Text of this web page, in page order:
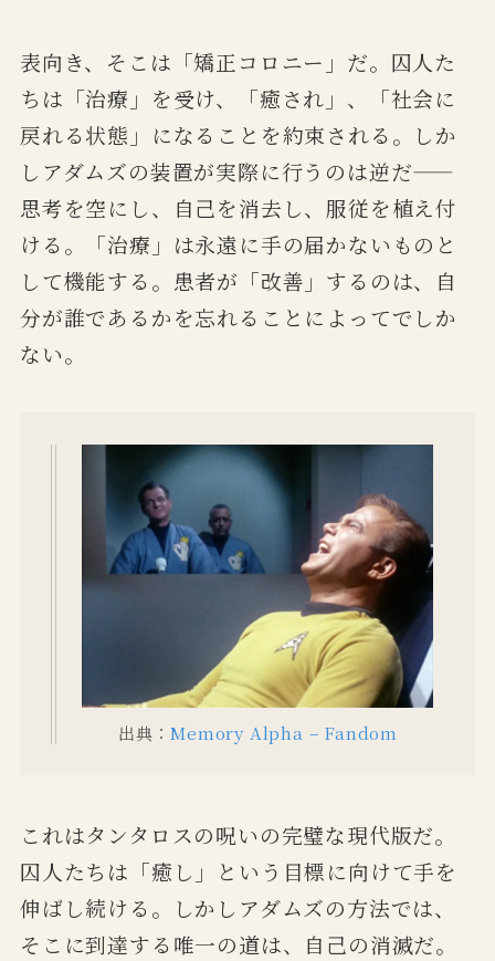
表向き、そこは「矯正コロニー」だ。囚人た
ちは「治療」を受け、「癒され」、「社会に
戻れる状態」になることを約束される。しか
しアダムズの装置が実際に行うのは逆だ——
思考を空にし、自己を消去し、服従を植え付
ける。「治療」は永遠に手の届かないものと
して機能する。患者が「改善」するのは、自
分が誰であるかを忘れることによってでしか
ない。
出典：Memory Alpha – Fandom
これはタンタロスの呪いの完璧な現代版だ。
囚人たちは「癒し」という目標に向けて手を
伸ばし続ける。しかしアダムズの方法では、
そこに到達する唯一の道は、自己の消滅だ。